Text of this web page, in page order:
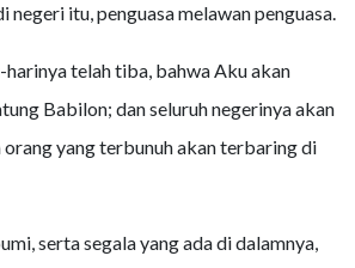
negeri itu, penguasa melawan penguasa.
telah tiba, bahwa Aku akan
Babilon; dan seluruh negerinya akan
orang yang terbunuh akan terbaring di
serta segala yang ada di dalamnya,